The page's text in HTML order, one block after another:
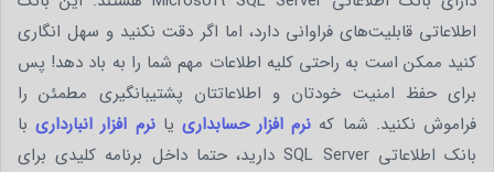
اطلاعاتی قابلیت‌های فراوانی دارد، اما اگر دقت نکنید و سهل انگاری
کنید ممکن است به راحتی کلیه اطلاعات مهم شما را به باد دهد! پس
برای حفظ امنیت خودتان و اطلاعاتتان پشتیبانگیری مطمئن را
فراموش نکنید. شما که نرم افزار حسابداری یانرم افزار انبارداریبا
بانک اطلاعاتی SQL Server دارید، حتما داخل برنامه کلیدی برای